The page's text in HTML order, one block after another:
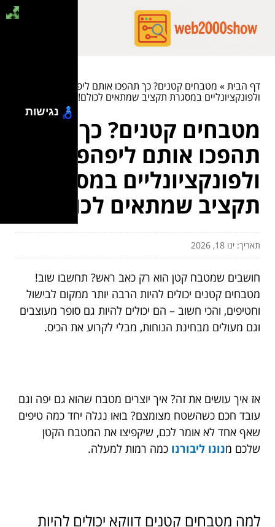
דף הבית» מטבחים קטנים? כך תהפכו אותם ליפהפיים
ולפונקציונליים במסגרת תקציב שמתאים לכולם!
מטבחים קטנים? כך
תהפכו אותם ליפהפיים
ולפונקציונליים במסגרת
תקציב שמתאים לכולם!
תאריך: ינו 18, 2026
חושבים שמטבח קטן הוא רק כאב ראש? תחשבו שוב!
מטבחים קטנים יכולים להיות הרבה יותר ממקום לבישול
וחטיפים, והכי חשוב – הם יכולים להיות גם סופר מעוצבים
וגם מעולים מבחינת הנוחות, מבלי לקרוע את הכיס.
אז איך עושים את זה? איך יוצרים מטבח שהוא גם יפה וגם
עובד חכם כשהשטח מצומצם? בואו נגלה יחד כמה טיפים
שאף אחד לא אומר לכם, שיקפיצו את המטבח הקטן
שלכם מנונו ליבורנו כמה רמות למעלה.
למה מטבחים קטנים דווקא יכולים להיות
נגישות